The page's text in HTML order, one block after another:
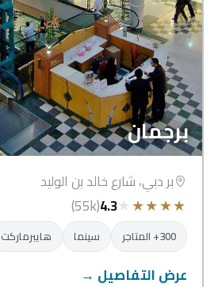
برجمان
بر دبي، شارع خالد بن الوليد
★
★
★
★
★
4.3
(55k)
300+ المتاجر سينما هايبرماركت
عرض التفاصيل →